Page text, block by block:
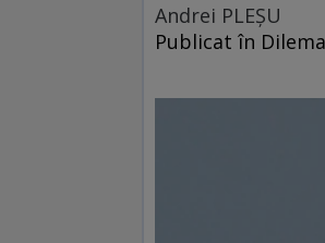
Andrei PLEŞU
Publicat în